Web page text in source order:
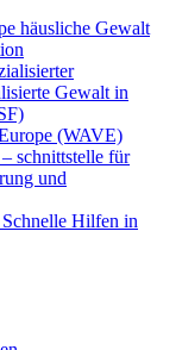
häusliche Gewalt
Gewalt in
(WAVE)
schnittstelle für
und
Hilfen in